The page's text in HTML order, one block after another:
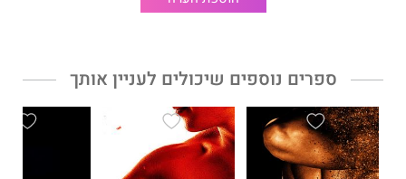
ספרים נוספים שיכולים לעניין אותך